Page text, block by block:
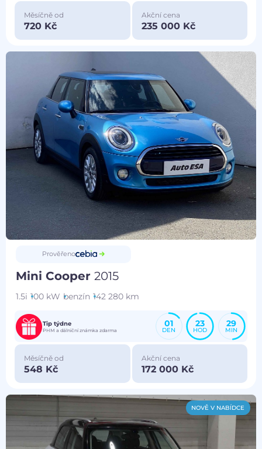
Měsíčně od
720 Kč
Akční cena
235 000 Kč
Prověřeno
Mini Cooper2015
1.5i 100 kW benzín 142 280 km
Tip týdne
PHM a dálniční známka zdarma
01
DEN
23
HOD
29
MIN
Měsíčně od
548 Kč
Akční cena
172 000 Kč
NOVĚ V NABÍDCE